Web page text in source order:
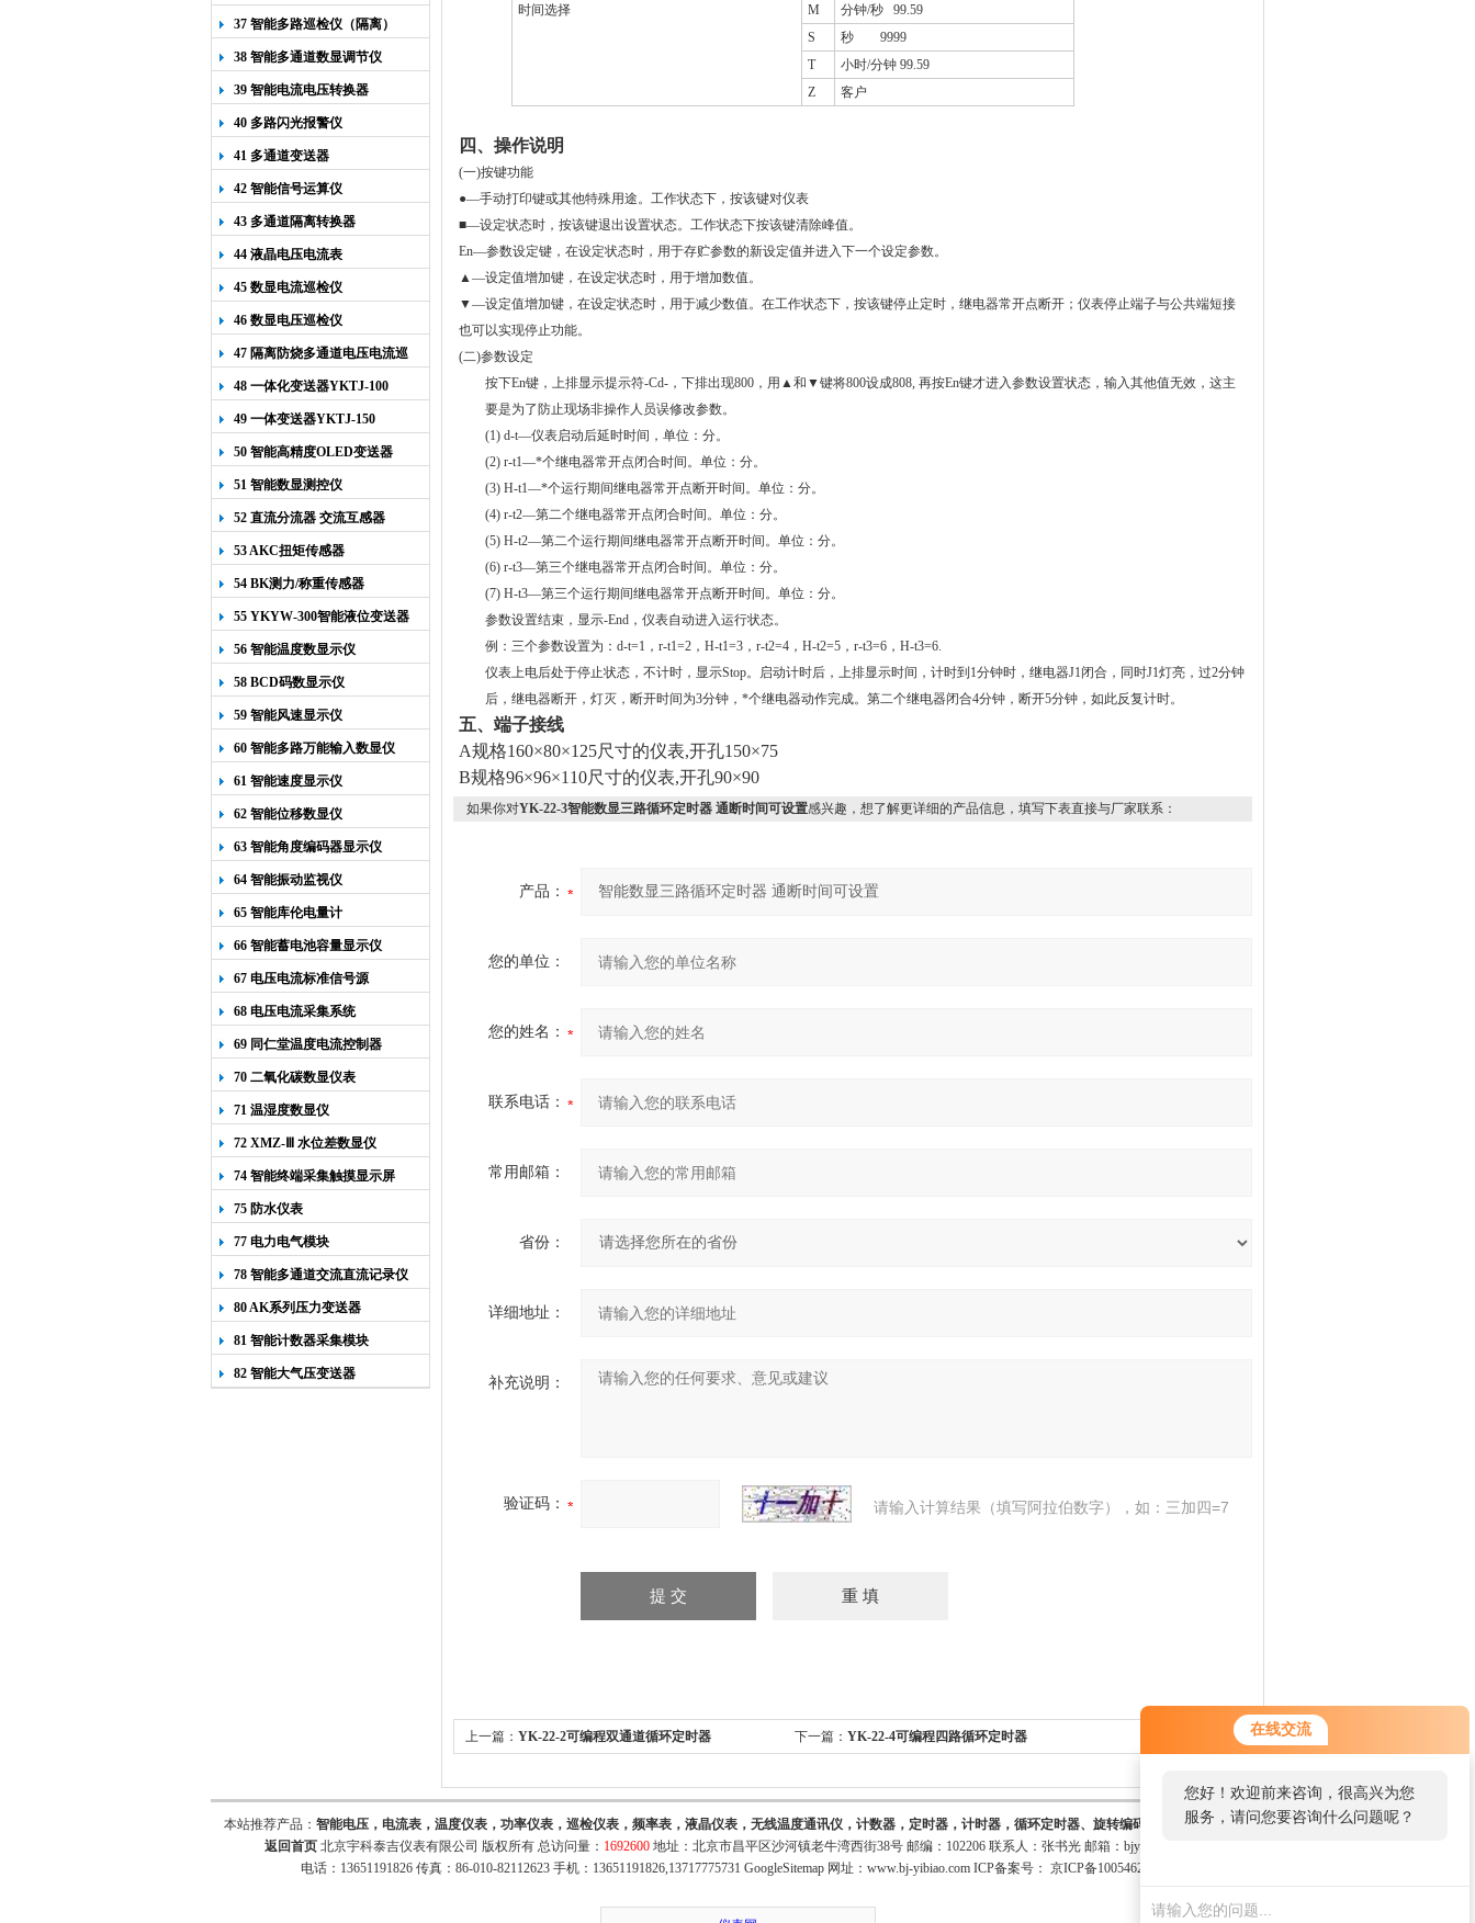
在线交流
您好！欢迎前来咨询，很高兴为您
服务，请问您要咨询什么问题呢？
37 智能多路巡检仪（隔离）
38 智能多通道数显调节仪
39 智能电流电压转换器
40 多路闪光报警仪
41 多通道变送器
42 智能信号运算仪
43 多通道隔离转换器
44 液晶电压电流表
45 数显电流巡检仪
46 数显电压巡检仪
47 隔离防烧多通道电压电流巡
检仪
48 一体化变送器YKTJ-100
49 一体变送器YKTJ-150
50 智能高精度OLED变送器
YK-218
51 智能数显测控仪
52 直流分流器 交流互感器
53 AKC扭矩传感器
54 BK测力/称重传感器
55 YKYW-300智能液位变送器
56 智能温度数显示仪
58 BCD码数显示仪
59 智能风速显示仪
60 智能多路万能输入数显仪
61 智能速度显示仪
62 智能位移数显仪
63 智能角度编码器显示仪
64 智能振动监视仪
65 智能库伦电量计
66 智能蓄电池容量显示仪
67 电压电流标准信号源
68 电压电流采集系统
69 同仁堂温度电流控制器
70 二氧化碳数显仪表
71 温湿度数显仪
72 XMZ-Ⅲ 水位差数显仪
74 智能终端采集触摸显示屏
75 防水仪表
77 电力电气模块
78 智能多通道交流直流记录仪
80 AK系列压力变送器
81 智能计数器采集模块
82 智能大气压变送器
时间选择
M
分钟/秒 99.59
S
秒 9999
T
小时/分钟 99.59
Z
客户
四、操作说明
(一)按键功能
●—手动打印键或其他特殊用途。工作状态下，按该键对仪表
■—设定状态时，按该键退出设置状态。工作状态下按该键清除峰值。
En—参数设定键，在设定状态时，用于存贮参数的新设定值并进入下一个设定参数。
▲—设定值增加键，在设定状态时，用于增加数值。
▼—设定值增加键，在设定状态时，用于减少数值。在工作状态下，按该键停止定时，继电器常开点断开；仪表停止端子与公共端短接
也可以实现停止功能。
(二)参数设定
按下En键，上排显示提示符-Cd-，下排出现800，用▲和 ▼键将800设成808, 再按En键才进入参数设置状态，输入其他值无效，这主
要是为了防止现场非操作人员误修改参数。
(1) d-t—仪表启动后延时时间，单位：分。
(2) r-t1—*个继电器常开点闭合时间。单位：分。
(3) H-t1—*个运行期间继电器常开点断开时间。单位：分。
(4) r-t2—第二个继电器常开点闭合时间。单位：分。
(5) H-t2—第二个运行期间继电器常开点断开时间。单位：分。
(6) r-t3—第三个继电器常开点闭合时间。单位：分。
(7) H-t3—第三个运行期间继电器常开点断开时间。单位：分。
参数设置结束，显示-End，仪表自动进入运行状态。
例：三个参数设置为： d-t=1 ， r-t1=2， H-t1=3， r-t2=4， H-t2=5， r-t3=6， H-t3=6.
仪表上电后处于停止状态，不计时，显示Stop。启动计时后，上排显示时间，计时到 1分钟时，继电器J1闭合，同时J1灯亮，过2分钟
后，继电器断开，灯灭，断开时间为3分钟，*个继电器动作完成。第二个继电器闭合4分钟，断开5分钟，如此反复计时。
五、 端子接线
A规格160×80×125尺寸的仪表,开孔150×75
B规格96×96×110尺寸的仪表,开孔90×90
如果你对YK-22-3智能数显三路循环定时器 通断时间可设置感兴趣，想了解更详细的产品信息，填写下表直接与厂家联系：
产品：
您的单位：
您的姓名：
联系电话：
常用邮箱：
省份：
详细地址：
补充说明：
验证码： 请输入计算结果（填写阿拉伯数字），如：三加四=7
上一篇： YK-22-2可编程双通道循环定时器 下一篇： YK-22-4可编程四路循环定时器 返回列表>>
本站推荐产品： 智能电压，电流表，温度仪表，功率仪表，巡检仪表，频率表，液晶仪表，无线温度通讯仪，计数器，定时器，计时器，循环定时器、旋转编码器、智能光栅尺。
返回首页 北京宇科泰吉仪表有限公司 版权所有 总访问量： 1692600 地址：北京市昌平区沙河镇老牛湾西街38号 邮编：102206 联系人：张书光 邮箱： bjyktj@126.com
电话：13651191826 传真：86-010-82112623 手机：13651191826,13717775731 GoogleSitemap 网址： www.bj-yibiao.com ICP备案号： 京ICP备10054621号-4